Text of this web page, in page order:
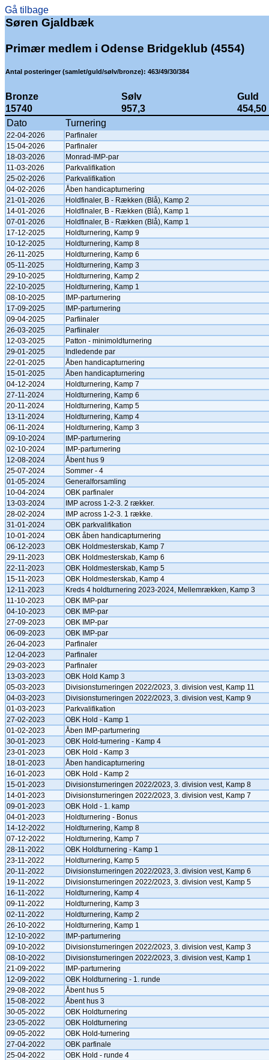
Gå tilbage
Søren Gjaldbæk
Primær medlem i Odense Bridgeklub (4554)
Antal posteringer (samlet/guld/sølv/bronze): 463/49/30/384
Bronze Sølv
Guld
15740
957,3
454,50
Dato
Turnering
22-04-2026
Parfinaler
15-04-2026
Parfinaler
18-03-2026
Monrad-IMP-par
11-03-2026
Parkvalifikation
25-02-2026
Parkvalifikation
04-02-2026
Åben handicapturnering
21-01-2026
Holdfinaler, B - Rækken (Blå), Kamp 2
14-01-2026
Holdfinaler, B - Rækken (Blå), Kamp 1
07-01-2026
Holdfinaler, B - Rækken (Blå), Kamp 1
17-12-2025
Holdturnering, Kamp 9
10-12-2025
Holdturnering, Kamp 8
26-11-2025
Holdturnering, Kamp 6
05-11-2025
Holdturnering, Kamp 3
29-10-2025
Holdturnering, Kamp 2
22-10-2025
Holdturnering, Kamp 1
08-10-2025
IMP-parturnering
17-09-2025
IMP-parturnering
09-04-2025
Parfiinaler
26-03-2025
Parfiinaler
12-03-2025
Patton - minimoldturnering
29-01-2025
Indledende par
22-01-2025
Åben handicapturnering
15-01-2025
Åben handicapturnering
04-12-2024
Holdturnering, Kamp 7
27-11-2024
Holdturnering, Kamp 6
20-11-2024
Holdturnering, Kamp 5
13-11-2024
Holdturnering, Kamp 4
06-11-2024
Holdturnering, Kamp 3
09-10-2024
IMP-parturnering
02-10-2024
IMP-parturnering
12-08-2024
Åbent hus 9
25-07-2024
Sommer - 4
01-05-2024
Generalforsamling
10-04-2024
OBK parfinaler
13-03-2024
IMP across 1-2-3. 2 rækker.
28-02-2024
IMP across 1-2-3. 1 række.
31-01-2024
OBK parkvalifikation
10-01-2024
OBK åben handicapturnering
06-12-2023
OBK Holdmesterskab, Kamp 7
29-11-2023
OBK Holdmesterskab, Kamp 6
22-11-2023
OBK Holdmesterskab, Kamp 5
15-11-2023
OBK Holdmesterskab, Kamp 4
12-11-2023
Kreds 4 holdturnering 2023-2024, Mellemrækken, Kamp 3
11-10-2023
OBK IMP-par
04-10-2023
OBK IMP-par
27-09-2023
OBK IMP-par
06-09-2023
OBK IMP-par
26-04-2023
Parfinaler
12-04-2023
Parfinaler
29-03-2023
Parfinaler
13-03-2023
OBK Hold Kamp 3
05-03-2023
Divisionsturneringen 2022/2023, 3. division vest, Kamp 11
04-03-2023
Divisionsturneringen 2022/2023, 3. division vest, Kamp 9
01-03-2023
Parkvalifikation
27-02-2023
OBK Hold - Kamp 1
01-02-2023
Åben IMP-parturnering
30-01-2023
OBK Hold-turnering - Kamp 4
23-01-2023
OBK Hold - Kamp 3
18-01-2023
Åben handicapturnering
16-01-2023
OBK Hold - Kamp 2
15-01-2023
Divisionsturneringen 2022/2023, 3. division vest, Kamp 8
14-01-2023
Divisionsturneringen 2022/2023, 3. division vest, Kamp 7
09-01-2023
OBK Hold - 1. kamp
04-01-2023
Holdturnering - Bonus
14-12-2022
Holdturnering, Kamp 8
07-12-2022
Holdturnering, Kamp 7
28-11-2022
OBK Holdturnering - Kamp 1
23-11-2022
Holdturnering, Kamp 5
20-11-2022
Divisionsturneringen 2022/2023, 3. division vest, Kamp 6
19-11-2022
Divisionsturneringen 2022/2023, 3. division vest, Kamp 5
16-11-2022
Holdturnering, Kamp 4
09-11-2022
Holdturnering, Kamp 3
02-11-2022
Holdturnering, Kamp 2
26-10-2022
Holdturnering, Kamp 1
12-10-2022
IMP-parturnering
09-10-2022
Divisionsturneringen 2022/2023, 3. division vest, Kamp 3
08-10-2022
Divisionsturneringen 2022/2023, 3. division vest, Kamp 1
21-09-2022
IMP-parturnering
12-09-2022
OBK Holdturnering - 1. runde
29-08-2022
Åbent hus 5
15-08-2022
Åbent hus 3
30-05-2022
OBK Holdturnering
23-05-2022
OBK Holdturnering
09-05-2022
OBK Hold-turnering
27-04-2022
OBK parfinale
25-04-2022
OBK Hold - runde 4